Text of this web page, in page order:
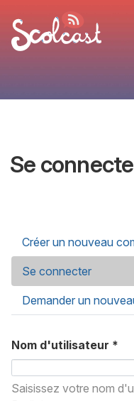
Se
Créer un nouveau
Se connecter
Demander un
Nom d'utilisateur *
Saisissez votre nom